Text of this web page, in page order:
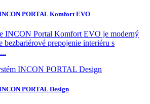
PORTAL Komfort EVO
INCON Portal Komfort EVO je moderný
bezbariérové prepojenie interiéru s
PORTAL Design